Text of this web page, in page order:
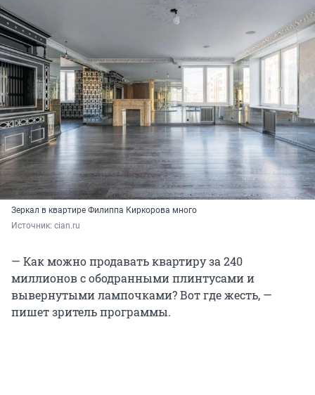
Зеркал в квартире Филиппа Киркорова много
Источник: cian.ru
— Как можно продавать квартиру за 240
миллионов с ободранными плинтусами и
вывернутыми лампочками? Вот где жесть, —
пишет зритель программы.